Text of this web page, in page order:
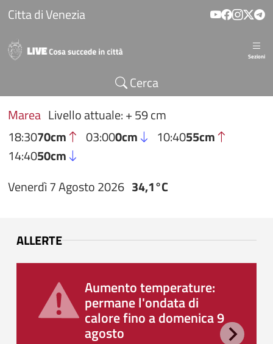
Salta al contenuto principale
Citta di Venezia
Sezioni
Cerca
Marea Livello attuale: + 59 cm
18:3070cm 03:000cm 10:4055cm
14:4050cm
Venerdì 7 Agosto 2026 34,1°C
ALLERTE
Aumento temperature:
permane l'ondata di
calore fino a domenica 9
agosto